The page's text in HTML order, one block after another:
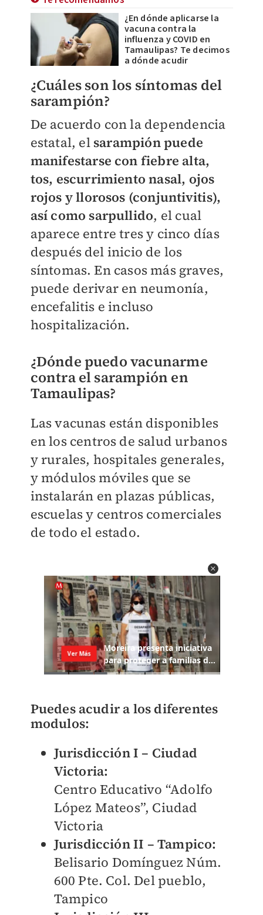
¿En dónde aplicarse la
vacuna contra la
influenza y COVID en
Tamaulipas? Te decimos
a dónde acudir
¿Cuáles son los síntomas del
sarampión?
De acuerdo con la dependencia
estatal, el sarampión puede
manifestarse con fiebre alta,
tos, escurrimiento nasal, ojos
rojos y llorosos (conjuntivitis),
así como sarpullido, el cual
aparece entre tres y cinco días
después del inicio de los
síntomas. En casos más graves,
puede derivar en neumonía,
encefalitis e incluso
hospitalización.
¿Dónde puedo vacunarme
contra el sarampión en
Tamaulipas?
Las vacunas están disponibles
en los centros de salud urbanos
y rurales, hospitales generales,
y módulos móviles que se
instalarán en plazas públicas,
escuelas y centros comerciales
de todo el estado.
Puedes acudir a los diferentes
modulos:
Jurisdicción I – Ciudad
Victoria:
Centro Educativo “Adolfo
López Mateos”, Ciudad
Victoria
Jurisdicción II – Tampico:
Belisario Domínguez Núm.
600 Pte. Col. Del pueblo,
Tampico